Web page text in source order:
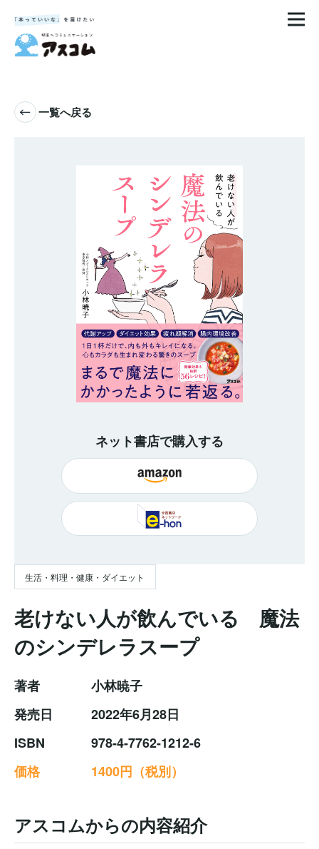
一覧へ戻る
ネット書店で購入する
生活・料理・健康・ダイエット
老けない人が飲んでいる 魔法
のシンデレラスープ
著者
小林暁子
発売日
2022年6月28日
ISBN
978-4-7762-1212-6
価格
1400円（税別）
アスコムからの内容紹介